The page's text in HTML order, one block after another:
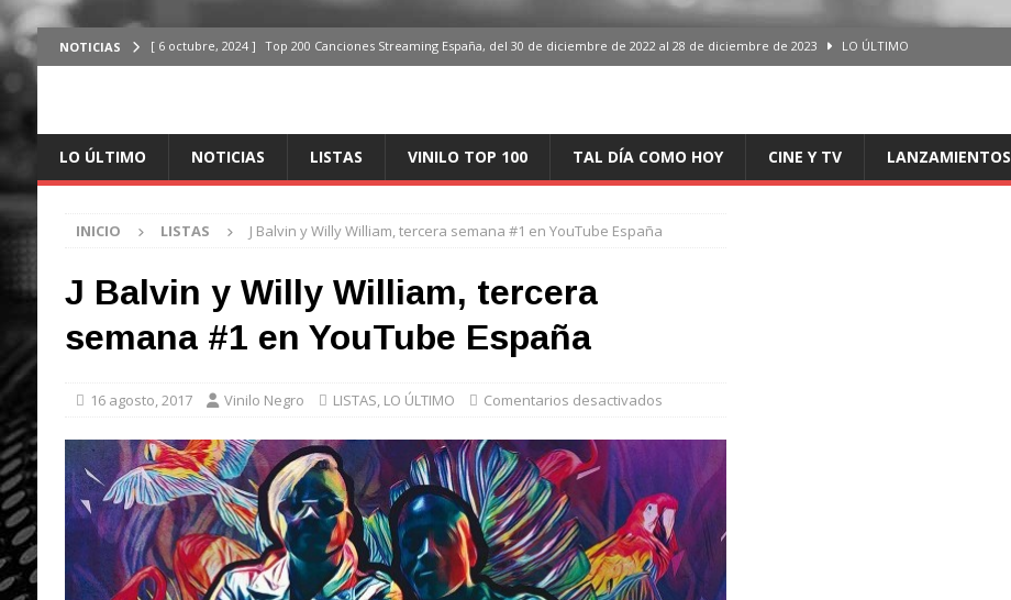
NOTICIAS [ 6 octubre, 2024 ] Top 200 Canciones Streaming España, del 30 de diciembre de 2022 al 28 de diciembre de 2023 LO ÚLTIMO
ÚLTIMO
ÚLTIMO
LO ÚLTIMO NOTICIAS LISTAS VINILO TOP 100 TAL DÍA COMO HOY CINE Y TV LANZAMIENTOS
INICIO LISTAS J Balvin y Willy William, tercera semana #1 en YouTube España
J Balvin y Willy William, tercera
semana #1 en YouTube España
16 agosto, 2017 Vinilo Negro LISTAS, LO ÚLTIMO Comentarios desactivados